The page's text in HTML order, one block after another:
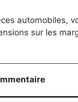
automobiles,
sur les